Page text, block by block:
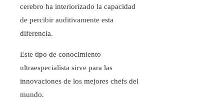
cerebro ha interiorizado la capacidad
de percibir auditivamente esta
diferencia.
Este tipo de conocimiento
ultraespecialista sirve para las
innovaciones de los mejores chefs del
mundo.